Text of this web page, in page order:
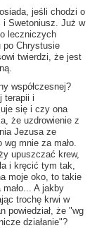
jeśli chodzi o
i Swetoniusz. Już w
leczniczych
po Chrystusie
twierdzi, że jest
współczesnej?
terapii i
się i czy ona
że uzdrowienie z
Jezusa ze
mnie za mało.
upuszczać krew,
i kręcić tym tak,
moje oko, to takie
A jakby
trochę krwi w
powiedział, że "wg
działanie"?